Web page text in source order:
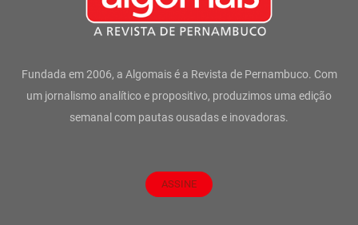
Fundada em 2006, a Algomais é a Revista de Pernambuco. Com
um jornalismo analítico e propositivo, produzimos uma edição
semanal com pautas ousadas e inovadoras.
ASSINE